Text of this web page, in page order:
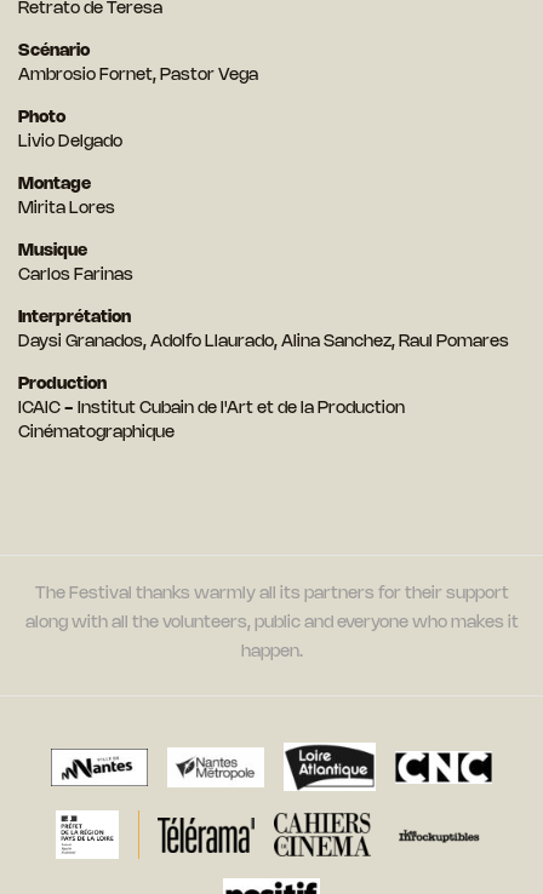
Retrato de Teresa
Scénario
Ambrosio Fornet, Pastor Vega
Photo
Livio Delgado
Montage
Mirita Lores
Musique
Carlos Farinas
Interprétation
Daysi Granados, Adolfo Llaurado, Alina Sanchez, Raul Pomares
Production
ICAIC - Institut Cubain de l'Art et de la Production
Cinématographique
The Festival thanks warmly all its partners for their support
along with all the volunteers, public and everyone who makes it
happen.